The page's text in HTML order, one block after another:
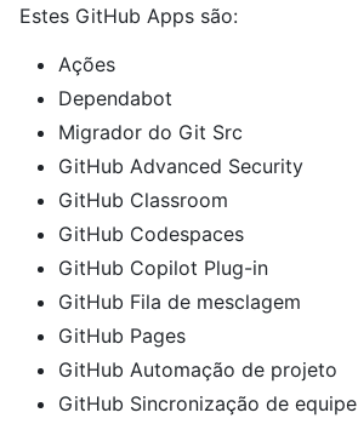
Estes GitHub Apps são:
Ações
Dependabot
Migrador do Git Src
GitHub Advanced Security
GitHub Classroom
GitHub Codespaces
GitHub Copilot Plug-in
GitHub Fila de mesclagem
GitHub Pages
GitHub Automação de projeto
GitHub Sincronização de equipe